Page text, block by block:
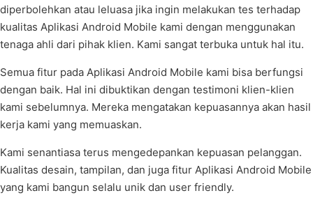
diperbolehkan atau leluasa jika ingin melakukan tes terhadap
kualitas Aplikasi Android Mobile kami dengan menggunakan
tenaga ahli dari pihak klien. Kami sangat terbuka untuk hal itu.
Semua fitur pada Aplikasi Android Mobile kami bisa berfungsi
dengan baik. Hal ini dibuktikan dengan testimoni klien-klien
kami sebelumnya. Mereka mengatakan kepuasannya akan hasil
kerja kami yang memuaskan.
Kami senantiasa terus mengedepankan kepuasan pelanggan.
Kualitas desain, tampilan, dan juga fitur Aplikasi Android Mobile
yang kami bangun selalu unik dan user friendly.